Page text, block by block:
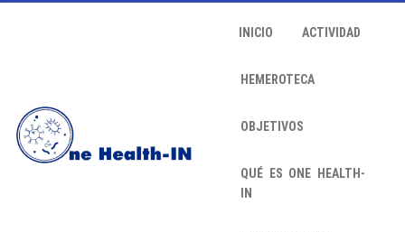
INICIO ACTIVIDAD
HEMEROTECA
OBJETIVOS
QUÉ ES ONE HEALTH-
IN